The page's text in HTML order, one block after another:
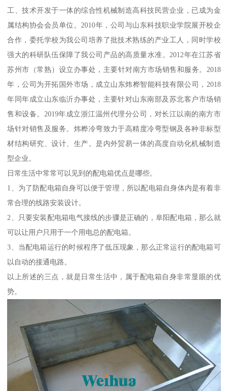
工、技术开发于一体的综合性机械制造高科技民营企业，已成为金
属结构协会会员单位。2010年，公司与山东科技职业学院展开校企
合作，委托学校为我公司培养了批技术熟练的产业工人，同时学校
强大的科研队伍保障了我公司产品的高质量水准。2012年在江苏省
苏州市（常熟）设立办事处，主要针对南方市场销售和服务。2018
年，公司为开拓国外市场，成立山东炜桦智能科技有限公司，2018
年同年成立山东临沂办事处，主要针对山东南部及苏北客户市场销
售和设备。2019年成立浙江温州代理分公司，对长江以南的南方市
场针对销售及服务。炜桦冷弯致力于高精度冷弯型钢及各种非标型
材结构研究、设计、生产。是内外贸易一体的高度自动化机械制造
型企业。
日常生活中常常可以见到的配电箱优点是哪些。
1、为了防配电箱自身可以便于管理，所以配电箱自身体内是有着非
常合理的线路安装设计。
2、只要安装配电箱电气接线的步骤是正确的，阜阳配电箱，那么就
可以让用户只用于一个用电总的配电箱。
3、当配电箱运行的时候程序了低压现象，那么正常运行的配电箱可
以自动的接通电路。
以上所述的三点，就是日常生活中，属于配电箱自身非常显眼的优
势。